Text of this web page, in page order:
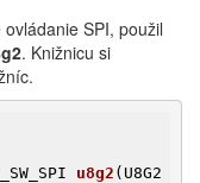
SPI, použil
. Knižnicu si
u8g2 (U8G2